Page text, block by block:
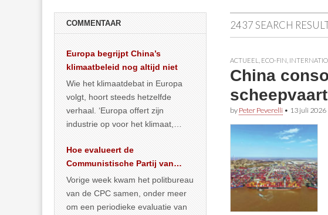
2437 SEARCH
ACTUEEL ECO-FIN
China
scheepvaart
by Peter Peverelli • 13 juli 2026
COMMENTAAR
Europa begrijpt China’s
klimaatbeleid nog altijd niet
Wie het klimaatdebat in Europa
volgt, hoort steeds hetzelfde
verhaal. ‘Europa offert zijn
industrie op voor het klimaat,
vergroening… >> lees meer
Hoe evalueert de
Communistische Partij van
China de economische
situatie?
Vorige week kwam het politbureau
van de CPC samen, onder meer
om een periodieke evaluatie van